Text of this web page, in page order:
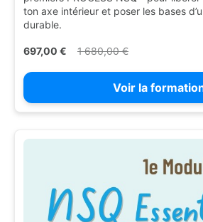
ton axe intérieur et poser les bases
durable.
697,00 € 1 680,00 €
Voir la